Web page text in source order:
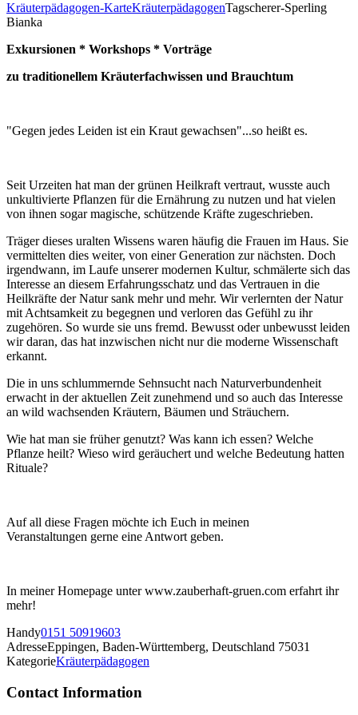
Kräuterpädagogen-KarteKräuterpädagogenTagscherer-Sperling
Bianka
​​Exkursionen * Workshops * Vorträge
zu traditionellem Kräuterfachwissen und Brauchtum
"Gegen jedes Leiden ist ein Kraut gewachsen"...so heißt es.
Seit Urzeiten hat man der grünen Heilkraft vertraut, wusste auch
unkultivierte Pflanzen für die Ernährung zu nutzen und hat vielen
von ihnen sogar magische, schützende Kräfte zugeschrieben.
Träger dieses uralten Wissens waren häufig die Frauen im Haus. Sie
vermittelten dies weiter, von einer Generation zur nächsten. Doch
irgendwann, im Laufe unserer modernen Kultur, schmälerte sich das
Interesse an diesem Erfahrungsschatz und das Vertrauen in die
Heilkräfte der Natur sank mehr und mehr. Wir verlernten der Natur
mit Achtsamkeit zu begegnen und verloren das Gefühl zu ihr
zugehören. So wurde sie uns fremd. Bewusst oder unbewusst leiden
wir daran, das hat inzwischen nicht nur die moderne Wissenschaft
erkannt.
Die in uns schlummernde Sehnsucht nach Naturverbundenheit
erwacht in der aktuellen Zeit zunehmend und so auch das Interesse
an wild wachsenden Kräutern, Bäumen und Sträuchern.
Wie hat man sie früher genutzt? Was kann ich essen? Welche
Pflanze heilt? Wieso wird geräuchert und welche Bedeutung hatten
Rituale?
Auf all diese Fragen möchte ich Euch in meinen
Veranstaltungen gerne eine Antwort geben.
In meiner Homepage unter www.zauberhaft-gruen.com erfahrt ihr
mehr!
Handy0151 50919603
AdresseEppingen, Baden-Württemberg, Deutschland 75031
KategorieKräuterpädagogen
Contact Information